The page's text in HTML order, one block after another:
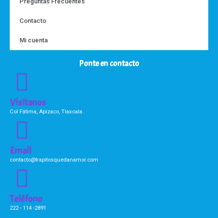
Contacto
Mi cuenta
Ponte en contacto
Visítanos
Col Fátima, Apizaco, Tlaxcala.
Email
contacto@trapitosquedanamor.com
Teléfono
222 - 114 -2891